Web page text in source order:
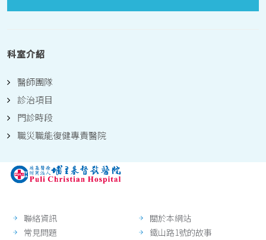
科室介紹
醫師團隊
診治項目
門診時段
職災職能復健專責醫院
聯絡資訊
常見問題
關於本網站
鐵山路1號的故事